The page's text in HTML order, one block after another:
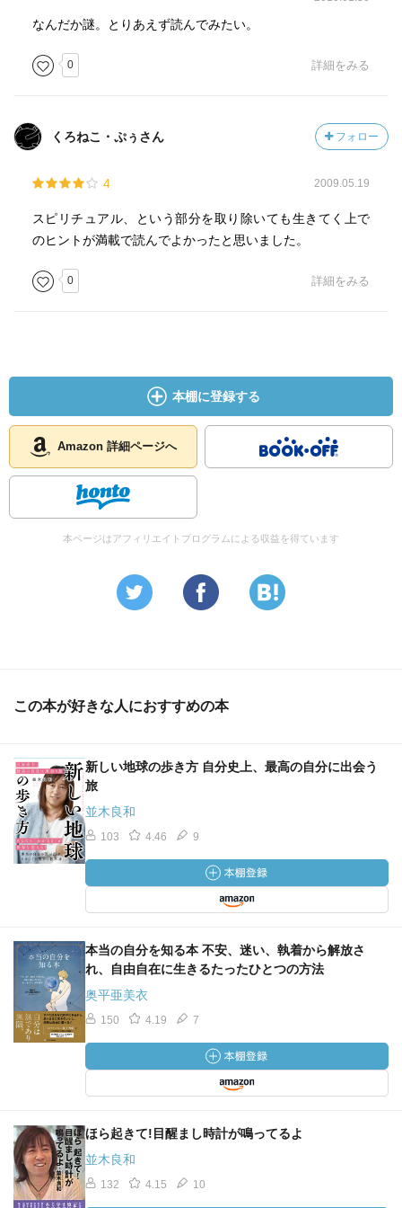
なんだか謎。とりあえず読んでみたい。
0 詳細をみる
くろねこ・ぷぅさん フォロー
4 2009.05.19
スピリチュアル、という部分を取り除いても生きてく上で
のヒントが満載で読んでよかったと思いました。
0 詳細をみる
本棚に登録する
Amazon 詳細ページへ
本ページはアフィリエイトプログラムによる収益を得ています
この本が好きな人におすすめの本
新しい地球の歩き方 自分史上、最高の自分に出会う
旅
並木良和
103 4.46 9
本当の自分を知る本 不安、迷い、執着から解放さ
れ、自由自在に生きるたったひとつの方法
奥平亜美衣
150 4.19 7
ほら起きて!目醒まし時計が鳴ってるよ
並木良和
132 4.15 10